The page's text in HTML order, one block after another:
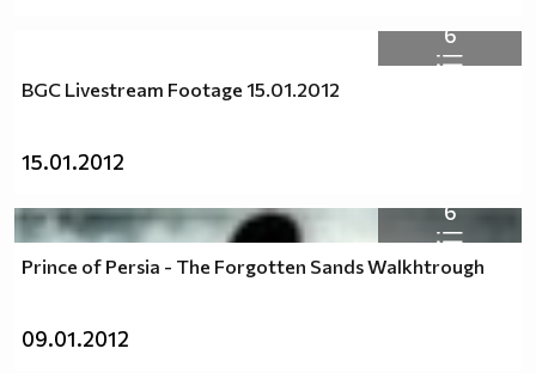
6
BGC Livestream Footage 15.01.2012
15.01.2012
6
Prince of Persia - The Forgotten Sands Walkhtrough
09.01.2012